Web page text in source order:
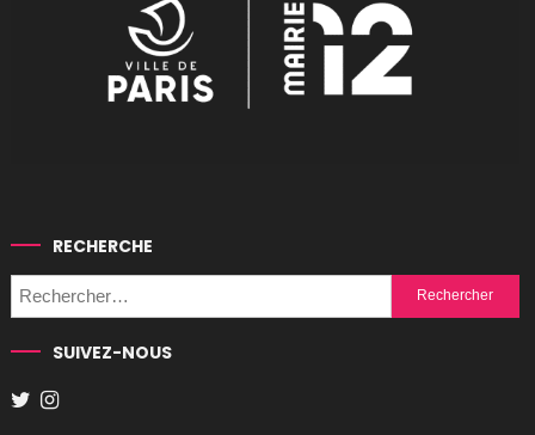
RECHERCHE
Rechercher :
SUIVEZ-NOUS